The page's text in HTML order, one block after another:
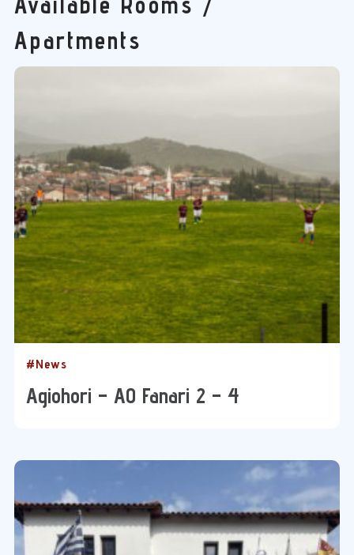
Apartments
#News
Agiohori – ΑΟ Fanari 2 – 4